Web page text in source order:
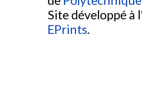
Site développé à
EPrints.